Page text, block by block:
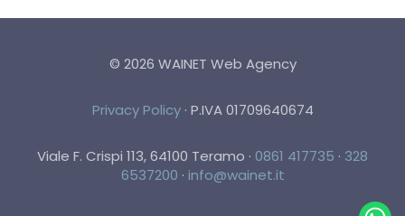
© 2026 WAINET Web Agency
Privacy Policy · P.IVA 01709640674
Viale F. Crispi 113, 64100 Teramo · 0861 417735 · 328
6537200 · info@wainet.it